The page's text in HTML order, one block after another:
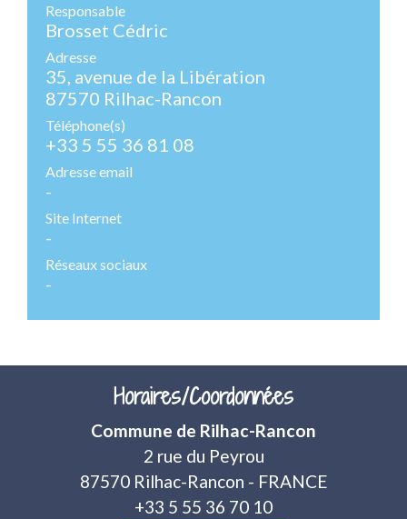
Responsable
Brosset Cédric
Adresse
35, avenue de la Libération
87570 Rilhac-Rancon
Téléphone(s)
+33 5 55 36 81 08
Adresse email
-
Site Internet
-
Réseaux sociaux
-
Horaires/Coordonnées
Commune de Rilhac-Rancon
2 rue du Peyrou
87570 Rilhac-Rancon - FRANCE
+33 5 55 36 70 10